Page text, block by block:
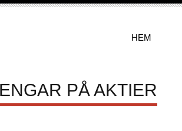
HEM
PÅ AKTIER